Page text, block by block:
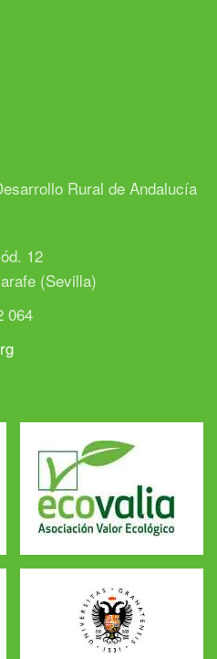
Rural de Andalucía
12
(Sevilla)
064